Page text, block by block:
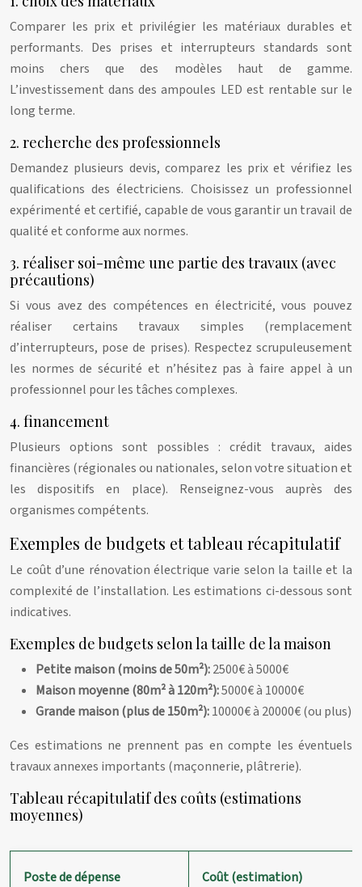
Comparer les prix et privilégier les matériaux durables et
performants. Des prises et interrupteurs standards sont
moins chers que des modèles haut de gamme.
L’investissement dans des ampoules LED est rentable sur le
long terme.
2. recherche des professionnels
Demandez plusieurs devis, comparez les prix et vérifiez les
qualifications des électriciens. Choisissez un professionnel
expérimenté et certifié, capable de vous garantir un travail de
qualité et conforme aux normes.
3. réaliser soi-même une partie des travaux (avec
précautions)
Si vous avez des compétences en électricité, vous pouvez
réaliser certains travaux simples (remplacement
d’interrupteurs, pose de prises). Respectez scrupuleusement
les normes de sécurité et n’hésitez pas à faire appel à un
professionnel pour les tâches complexes.
4. financement
Plusieurs options sont possibles : crédit travaux, aides
financières (régionales ou nationales, selon votre situation et
les dispositifs en place). Renseignez-vous auprès des
organismes compétents.
Exemples de budgets et tableau récapitulatif
Le coût d’une rénovation électrique varie selon la taille et la
complexité de l’installation. Les estimations ci-dessous sont
indicatives.
Exemples de budgets selon la taille de la maison
Petite maison (moins de 50m²):2500€ à 5000€
Maison moyenne (80m² à 120m²):5000€ à 10000€
Grande maison (plus de 150m²):10000€ à 20000€ (ou plus)
Ces estimations ne prennent pas en compte les éventuels
travaux annexes importants (maçonnerie, plâtrerie).
Tableau récapitulatif des coûts (estimations
moyennes)
Poste de dépense Coût (estimation)